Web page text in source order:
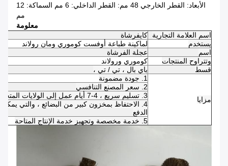
الأبعاد: القطر الخارجي 48 مم: القطر الداخلي: 6 مم السماكة: 12
مم
معلومة
اسم العلامة التجارية
كايفرشاة
يستخدم
لماكينة طباعة أوفست كوموري ومان رولاند
اسم
عجلة الفرشاة
وتتراوح المنتجات
كوموري ورولاند
قسط
باي بال ، تي / تي ،
مزايا
1. جودة مضمونة
2. سعر المصنع التنافسي
3. تسليم سريع ، 4-7 أيام عمل إلى الولايات المتحدة / المملكة المتحدة / الاتحاد الأفريقي
الدفع
5. خدمة مخصصة وتجهيز خدمة الإنتاج المتاحة